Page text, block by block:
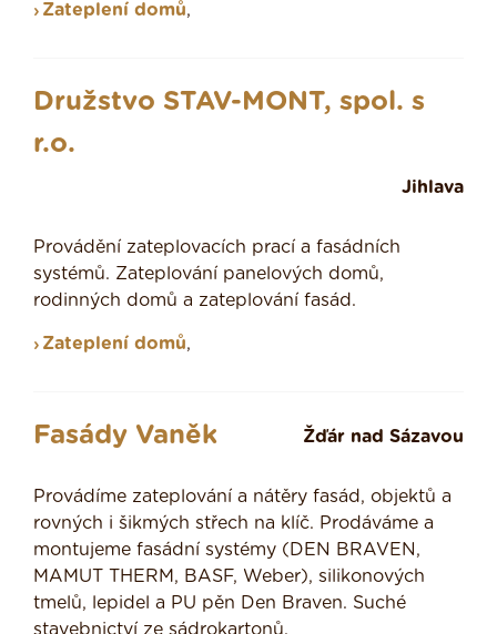
Zateplení domů,
Družstvo STAV-MONT, spol. s
r.o.
Jihlava
Provádění zateplovacích prací a fasádních
systémů. Zateplování panelových domů,
rodinných domů a zateplování fasád.
Zateplení domů,
Fasády Vaněk Žďár nad Sázavou
Provádíme zateplování a nátěry fasád, objektů a
rovných i šikmých střech na klíč. Prodáváme a
montujeme fasádní systémy (DEN BRAVEN,
MAMUT THERM, BASF, Weber), silikonových
tmelů, lepidel a PU pěn Den Braven. Suché
stavebnictví ze sádrokartonů.